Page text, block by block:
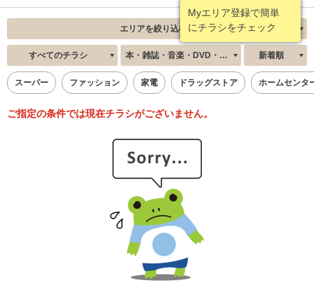
Myエリア登録で簡単
にチラシをチェック
エリアを絞り込む
すべてのチラシ 本・雑誌・音楽・DVD・映画・ゲーム 新着順
スーパー ファッション 家電 ドラッグストア ホームセンタ
ご指定の条件では現在チラシがございません。